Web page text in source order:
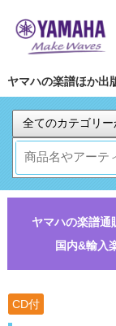
ヤマハの楽譜ほか出
ヤマハの楽譜通
国内&輸入
CD付